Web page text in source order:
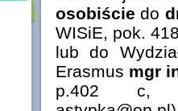
osobiście do
WISiE, pok.
lub do
Erasmus mgr
p.402 c,